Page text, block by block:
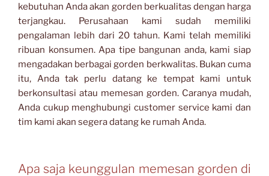
kebutuhan Anda akan gorden berkualitas dengan harga
terjangkau. Perusahaan kami sudah memiliki
pengalaman lebih dari 20 tahun. Kami telah memiliki
ribuan konsumen. Apa tipe bangunan anda, kami siap
mengadakan berbagai gorden berkwalitas. Bukan cuma
itu, Anda tak perlu datang ke tempat kami untuk
berkonsultasi atau memesan gorden. Caranya mudah,
Anda cukup menghubungi customer service kami dan
tim kami akan segera datang ke rumah Anda.
Apa saja keunggulan memesan gorden di